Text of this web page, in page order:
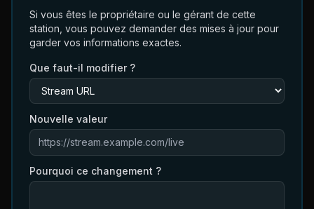
Si vous êtes le propriétaire ou le gérant de cette
station, vous pouvez demander des mises à jour pour
garder vos informations exactes.
Que faut-il modifier ?
Nouvelle valeur
Pourquoi ce changement ?